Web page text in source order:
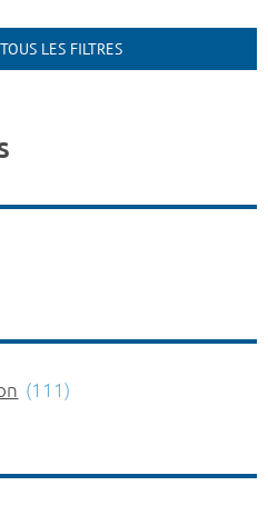
LES FILTRES
(111)